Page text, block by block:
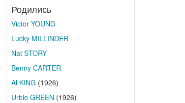
Родились
Victor YOUNG
Lucky MILLINDER
Nat STORY
Benny CARTER
Al KING (1926)
Urbie GREEN (1926)